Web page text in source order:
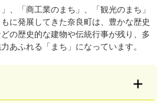
、「商工業のまち」、「観光のまち」
に発展してきた奈良町は、豊かな歴史
の歴史的な建物や伝統行事が残り、多
あふれる「まち」になっています。